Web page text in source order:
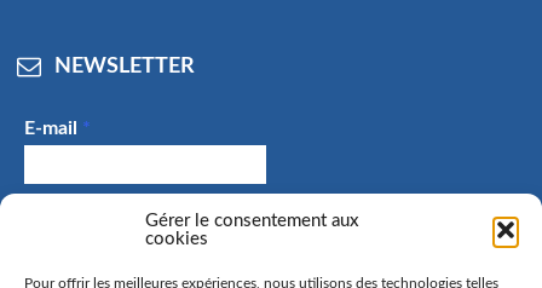
Gérer le consentement aux
cookies
Pour offrir les meilleures expériences, nous utilisons des technologies telles
NEWSLETTER
E-mail *
J'accepte de recevoir des e-mails et confirme avoir
pris connaissance de la politique de confidentialité.